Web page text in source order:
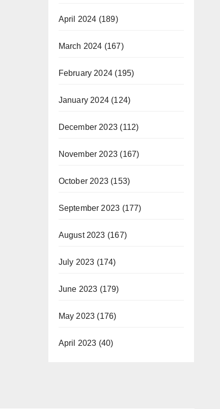
April 2024 (189)
March 2024 (167)
February 2024 (195)
January 2024(124)
December 2023 (112)
November 2023 (167)
October 2023(153)
September 2023 (177)
August 2023 (167)
July 2023 (174)
June 2023 (179)
May 2023 (176)
April 2023 (40)